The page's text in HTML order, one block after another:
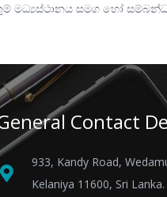
මධ්‍යස්ථානය සමග හෝ
Contact
933, Kandy Road,
Kelaniya 11600, Sri Lanka.